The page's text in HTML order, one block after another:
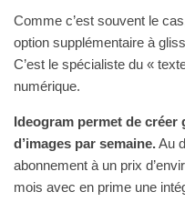
Comme c’est souvent le
option supplémentaire à
C’est le spécialiste du «
numérique.
Ideogram permet de
d’images par semaine.Au
abonnement à un prix
mois avec en prime une